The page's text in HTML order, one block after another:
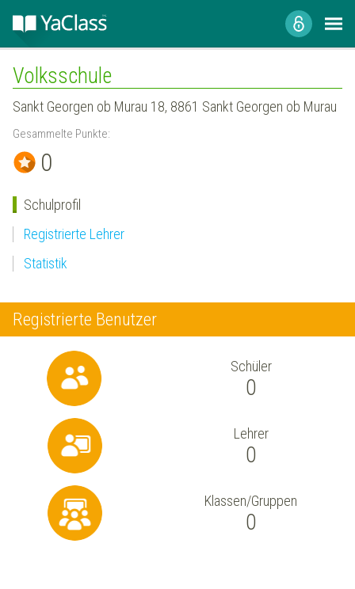
Volksschule
Sankt Georgen ob Murau 18, 8861 Sankt Georgen ob Murau
Gesammelte Punkte:
0
Schulprofil
Registrierte Lehrer
Statistik
Registrierte Benutzer
Schüler
0
Lehrer
0
Klassen/Gruppen
0